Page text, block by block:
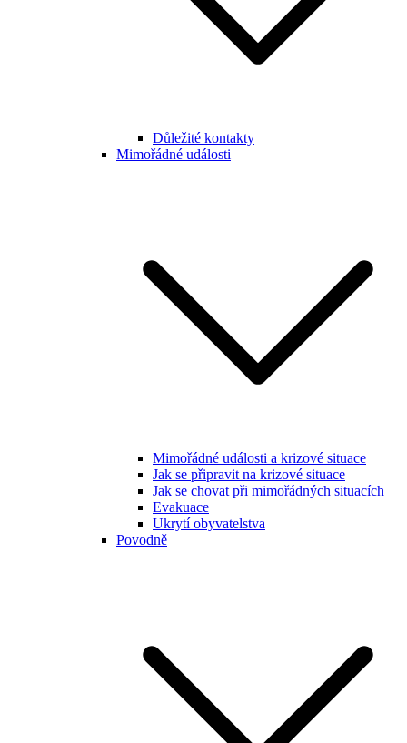
Důležité kontakty
Mimořádné události
Mimořádné události a krizové situace
Jak se připravit na krizové situace
Jak se chovat při mimořádných situacích
Evakuace
Ukrytí obyvatelstva
Povodně